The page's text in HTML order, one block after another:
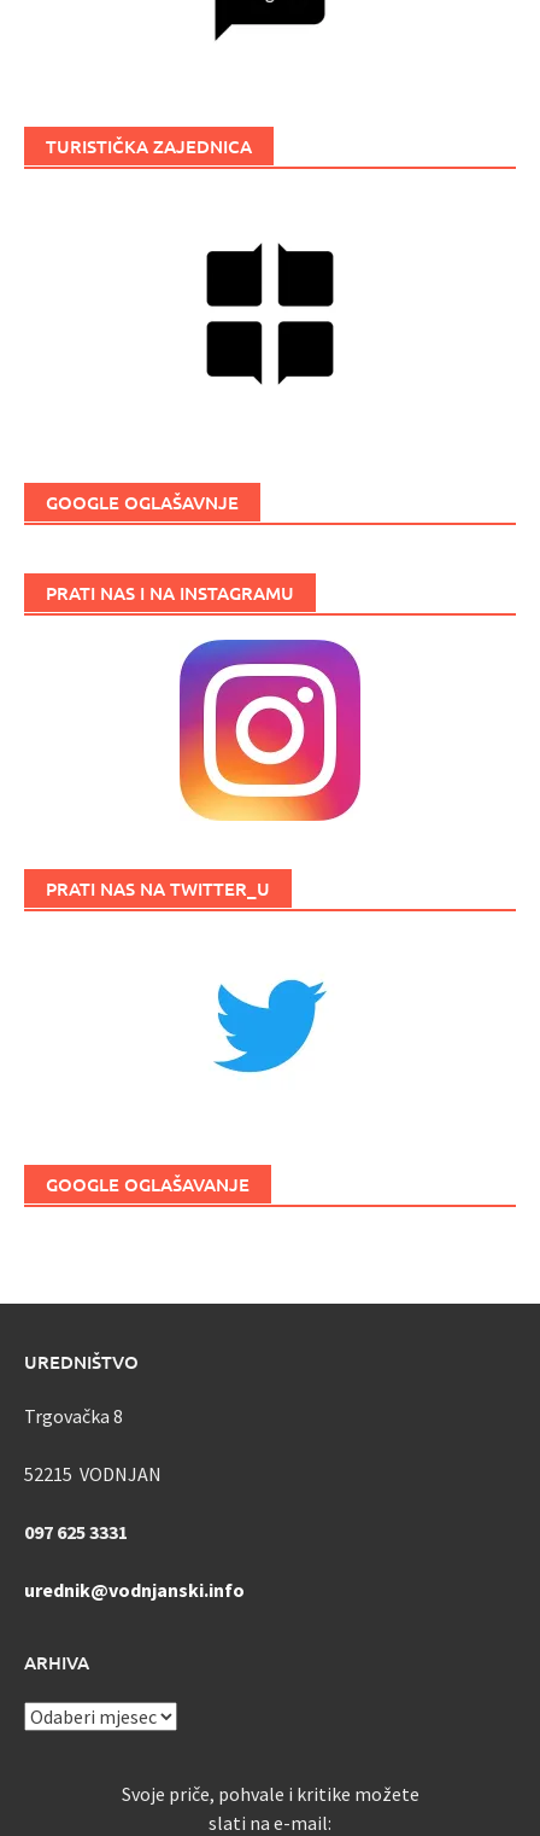
TURISTIČKA ZAJEDNICA
GOOGLE OGLAŠAVNJE
PRATI NAS I NA INSTAGRAMU
PRATI NAS NA TWITTER_U
GOOGLE OGLAŠAVANJE
UREDNIŠTVO
Trgovačka 8
52215 VODNJAN
097 625 3331
urednik@vodnjanski.info
ARHIVA
ARHIVA
Svoje priče, pohvale i kritike možete
slati na e-mail: